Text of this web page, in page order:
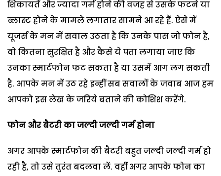
शिकायतें और ज्यादा गर्म होने की वजह से उसके फटने या
ब्लास्ट होने के मामले लगातार सामने आ रहे हैं. ऐसे में
यूजर्स के मन में सवाल उठता है कि उनके पास जो फोन है,
वो कितना सुरक्षित है और कैसे ये पता लगाया जाए कि
उनका स्मार्टफोन फट सकता है या उसमें आग लग सकती
है. आपके मन में उठ रहे इन्हीं सब सवालों के जवाब आज हम
आपको इस लेख के जरिये बताने की कोशिश करेंगे.
फोन औरबैटरी का जल्दी जल्दी गर्म होना
अगर आपके स्मार्टफोन की बैटरी बहुत जल्दी जल्दी गर्म हो
रही है, तो उसे तुरंत बदलवा लें. वहीं अगर आपके फोन का